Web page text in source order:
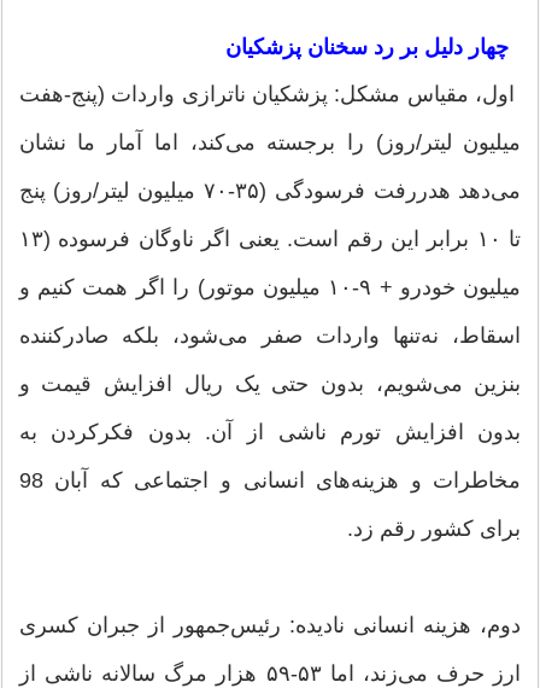
چهار دلیل بر رد سخنان پزشکیان
اول، مقیاس مشکل: پزشکیان ناترازی واردات (پنج-هفت
میلیون لیتر/روز) را برجسته می‌کند، اما آمار ما نشان
می‌دهد هدررفت فرسودگی (۳۵-۷۰ میلیون لیتر/روز) پنج
تا ۱۰ برابر این رقم است. یعنی اگر ناوگان فرسوده (۱۳
میلیون خودرو + ۹-۱۰ میلیون موتور) را اگر همت کنیم و
اسقاط، نه‌تنها واردات صفر می‌شود، بلکه صادرکننده
بنزین می‌شویم، بدون حتی یک ریال افزایش قیمت و
بدون افزایش تورم ناشی از آن. بدون فکرکردن به
مخاطرات و هزینه‌های انسانی و اجتماعی که آبان 98
برای کشور رقم زد.
دوم، هزینه انسانی نادیده: رئیس‌جمهور از جبران کسری
ارز حرف می‌زند، اما ۵۳-۵۹ هزار مرگ سالانه ناشی از